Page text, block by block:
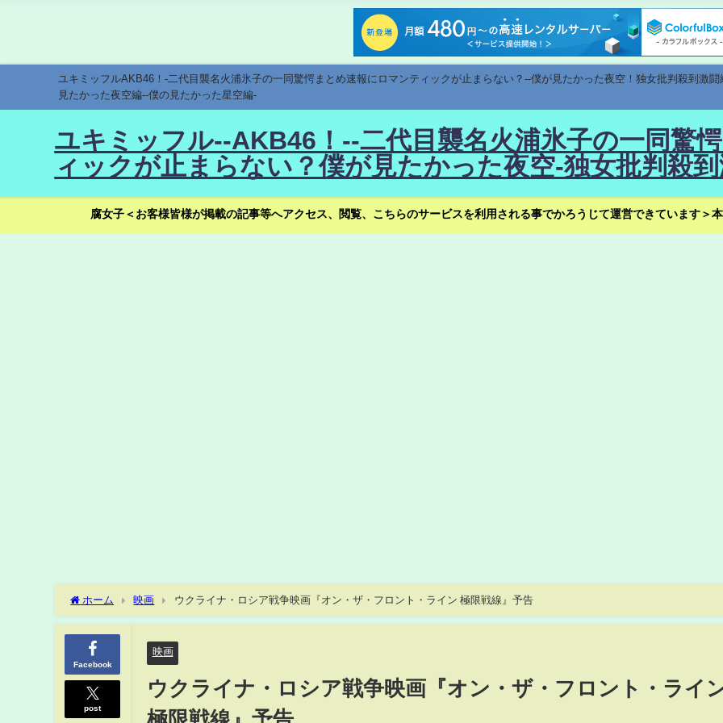
ユキミッフルAKB46！-二代目襲名火浦氷子の一同驚愕まとめ速報にロマンティックが止まらない？--僕が見たかった夜空！独女批判殺到激
見たかった夜空編--僕の見たかった星空編-
ユキミッフル--AKB46！--二代目襲名火浦氷子の一同驚
ィックが止まらない？僕が見たかった夜空-独女批判殺
腐女子＜お客様皆様が掲載の記事等へアクセス、閲覧、こちらのサービスを利用される事でかろうじて運営できています＞
ホーム 映画 ウクライナ・ロシア戦争映画『オン・ザ・フロント・ライン 極限戦線』予告
Facebook
post
映画
ウクライナ・ロシア戦争映画『オン・ザ・フロント・ライ
極限戦線』予告